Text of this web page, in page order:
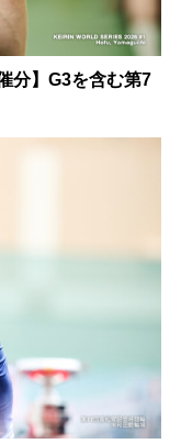
分】G3を含む第7